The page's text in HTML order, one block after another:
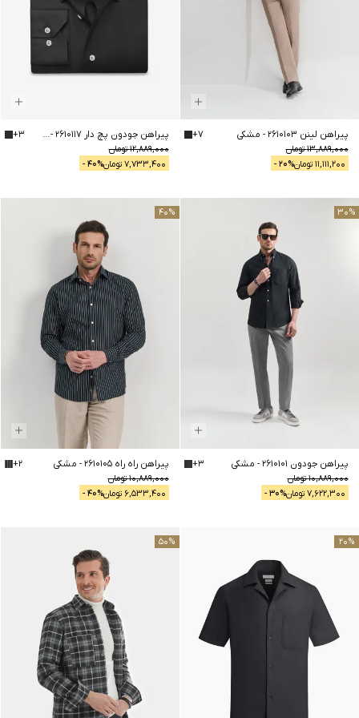
پیراهن لینن 2610103 - مشکی
13,889,000تومان
11,111,200 تومان 20% -
+7 پیراهن جودون پچ دار 2610117 - مشکی
12,889,000تومان
7,733,400 تومان 40% -
+3
30%
پیراهن جودون 2610101 - مشکی
10,889,000تومان
7,622,300 تومان 30% -
+3
40%
پیراهن راه راه 2610105 - مشکی
10,889,000تومان
6,533,400 تومان 40% -
+2
20%
50%